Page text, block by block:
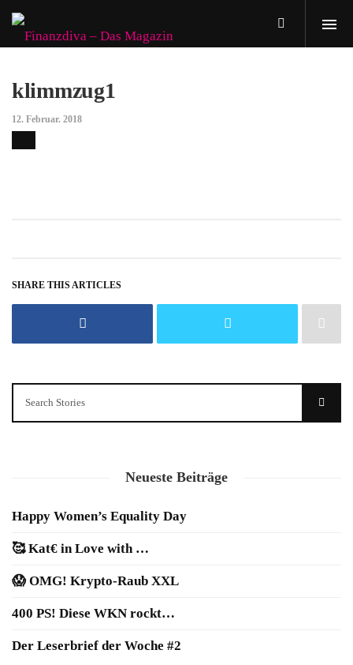
klimmzug1
12. Februar. 2018
SHARE THIS ARTICLES
Neueste Beiträge
Happy Women’s Equality Day
🥰 Kat€ in Love with …
😱 OMG! Krypto-Raub XXL
400 PS! Diese WKN rockt…
Der Leserbrief der Woche #2